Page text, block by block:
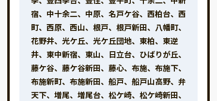
宿、中十余二、中原、名戸ケ谷、西柏台、西
町、西原、西山、根戸、根戸新田、八幡町、
花野井、光ケ丘、光ケ丘団地、東柏、東逆
井、東中新宿、東山、日立台、ひばりが丘、
藤ケ谷、藤ケ谷新田、藤心、布施、布施下、
布施新町、布施新田、船戸、船戸山高野、弁
天下、増尾、増尾台、松ケ崎、松ケ崎新田、